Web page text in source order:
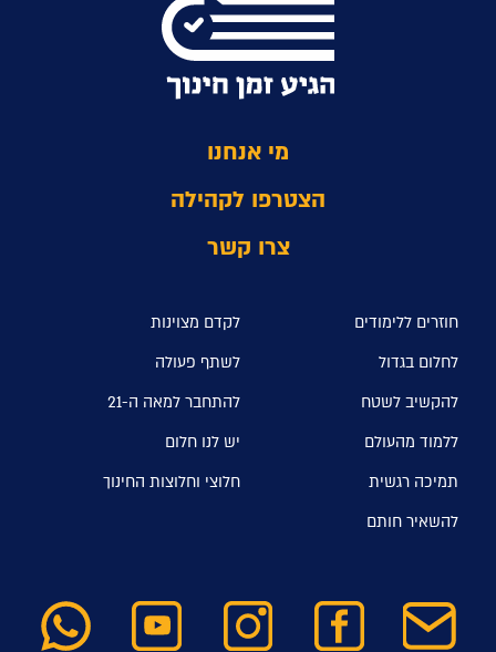
מי אנחנו
הצטרפו לקהילה
צרו קשר
חוזרים ללימודים
לקדם מצוינות
לחלום בגדול
לשתף פעולה
להקשיב לשטח
להתחבר למאה ה-21
ללמוד מהעולם
יש לנו חלום
תמיכה רגשית
חלוצי וחלוצות החינוך
להשאיר חותם